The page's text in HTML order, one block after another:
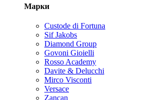
Марки
Custode di Fortuna
Sif Jakobs
Diamond Group
Govoni Gioielli
Rosso Academy
Davite & Delucchi
Mirco Visconti
Versace
Zancan